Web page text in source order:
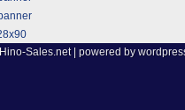
Hino-Sales.net| powered by